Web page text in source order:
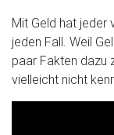
Mit Geld hat jeder
jeden Fall. Weil
paar Fakten dazu
vielleicht nicht